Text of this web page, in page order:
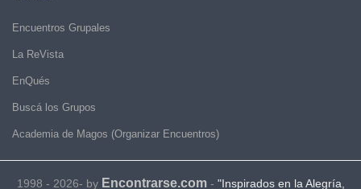
Encuentros Grupales
La ReVista
EnQués
Buscá los Grupos
Academia de Magos (Organizar Encuentros)
1998 - 2026- by Encontrarse.com- "Inspirados en la Alegría,